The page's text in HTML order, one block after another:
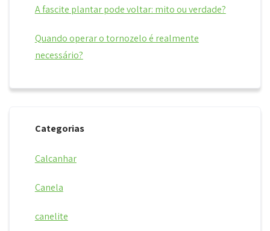
A fascite plantar pode voltar: mito ou verdade?
Quando operar o tornozelo é realmente
necessário?
Categorias
Calcanhar
Canela
canelite